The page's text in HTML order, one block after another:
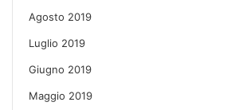
Agosto 2019
Luglio 2019
Giugno 2019
Maggio 2019